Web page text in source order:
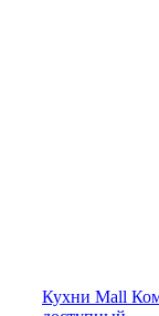
Кухни Mall